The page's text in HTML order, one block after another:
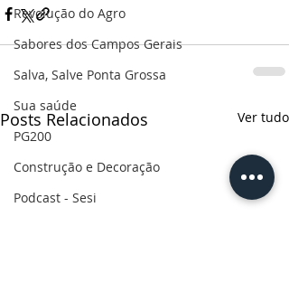
Revolução do Agro
Sabores dos Campos Gerais
Salva, Salve Ponta Grossa
Sua saúde
PG200
Construção e Decoração
Podcast - Sesi
Posts Relacionados Ver tudo